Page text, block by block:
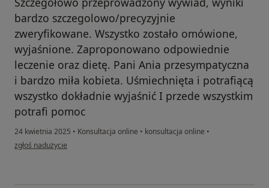
bardzo szczegolowo/precyzyjnie
zweryfikowane. Wszystko zostało omówione,
wyjaśnione. Zaproponowano odpowiednie
leczenie oraz dietę. Pani Ania przesympatyczna
i bardzo miła kobieta. Uśmiechnięta i potrafiącą
wszystko dokładnie wyjaśnić I przede wszystkim
potrafi pomoc
24 kwietnia 2025 • Konsultacja online • konsultacja online •
w opinii użytkownika Justyna
zgłoś nadużycie